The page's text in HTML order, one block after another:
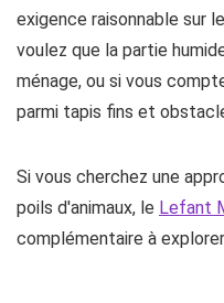
exigence raisonnable sur
voulez que la partie
ménage, ou si vous
parmi tapis fins et
Si vous cherchez une
poils d'animaux, le Lefant
complémentaire à